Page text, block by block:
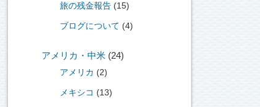
旅の残金報告 (15)
ブログについて (4)
アメリカ・中米 (24)
アメリカ (2)
メキシコ (13)